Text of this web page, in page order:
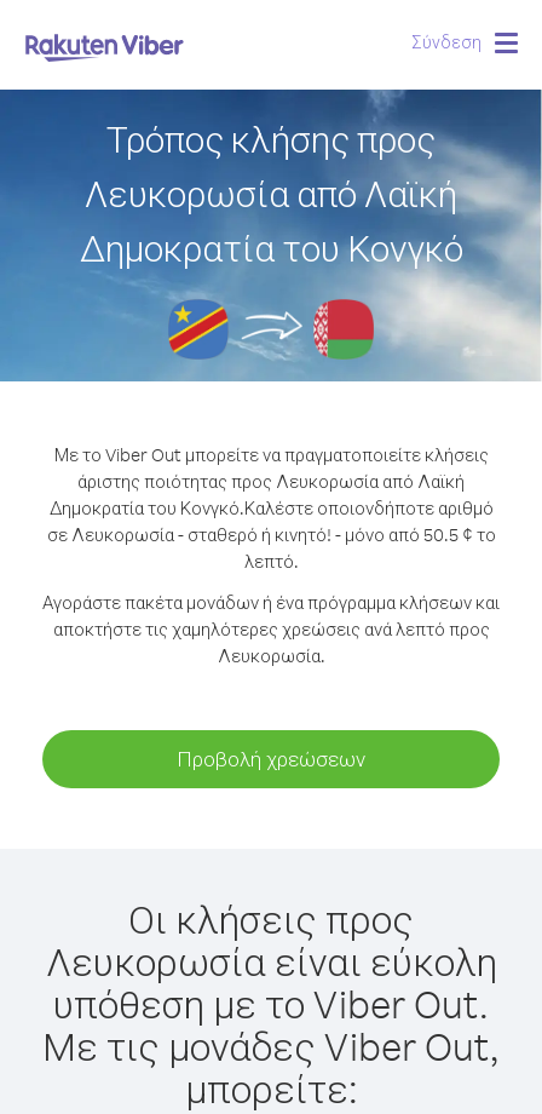
Σύνδεση
Τρόπος κλήσης προς
Λευκορωσία από Λαϊκή
Δημοκρατία του Κονγκό
Με το Viber Out μπορείτε να πραγματοποιείτε κλήσεις
άριστης ποιότητας προς Λευκορωσία από Λαϊκή
Δημοκρατία του Κονγκό.Καλέστε οποιονδήποτε αριθμό
σε Λευκορωσία - σταθερό ή κινητό! - μόνο από 50.5 ¢ το
λεπτό.
Αγοράστε πακέτα μονάδων ή ένα πρόγραμμα κλήσεων και
αποκτήστε τις χαμηλότερες χρεώσεις ανά λεπτό προς
Λευκορωσία.
Προβολή χρεώσεων
Οι κλήσεις προς
Λευκορωσία είναι εύκολη
υπόθεση με το Viber Out.
Με τις μονάδες Viber Out,
μπορείτε: